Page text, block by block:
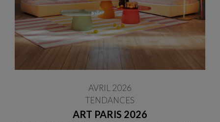
ART PARIS 2026
AVRIL 2026
TENDANCES